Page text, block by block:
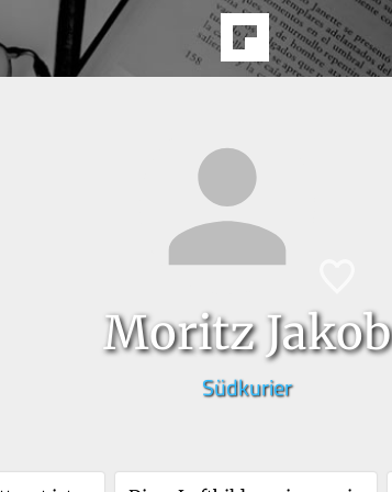
Moritz Jakob
Südkurier